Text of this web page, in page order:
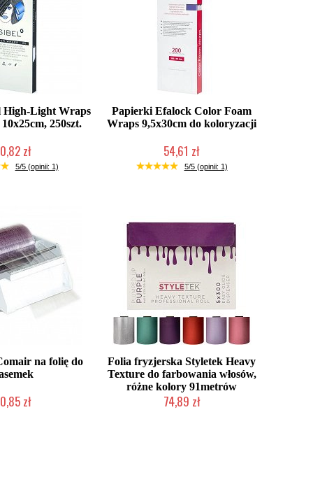
High-Light Wraps
250szt.
zł
w 24h)
5/5 (opinii: 1)
Papierki Efalock Color Foam
Wraps 9,5x30cm do koloryzacji
54,61 zł
Duża ilość (wysyłka w 24h)
5/5 (opinii: 1)
na folię do
zł
Folia fryzjerska Styletek Heavy
Texture do farbowania włosów,
różne kolory 91metrów
74,89 zł